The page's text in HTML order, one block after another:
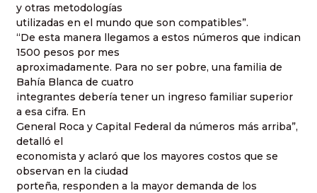
y otras metodologías
utilizadas en el mundo que son compatibles”.
“De esta manera llegamos a estos números que indican
1500 pesos por mes
aproximadamente. Para no ser pobre, una familia de
Bahía Blanca de cuatro
integrantes debería tener un ingreso familiar superior
a esa cifra. En
General Roca y Capital Federal da números más arriba”,
detalló el
economista y aclaró que los mayores costos que se
observan en la ciudad
porteña, responden a la mayor demanda de los